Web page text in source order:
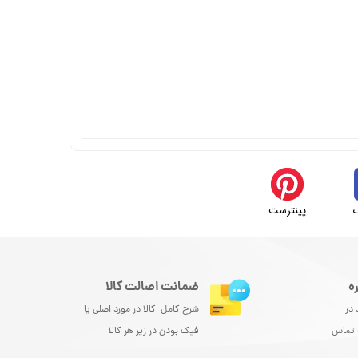
پینترست
در
تماس
ضمانت اصالت کالا
شرح کامل کالا در مورد اصلی یا
فیک بودن در زیر هر کالا